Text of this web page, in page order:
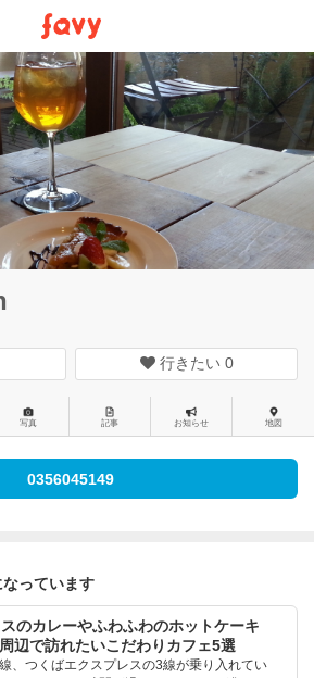
行きたい 0
写真 記事 お知らせ 地図
0356045149
っています
のカレーやふわふわのホットケーキ
辺で訪れたいこだわりカフェ5選
、つくばエクスプレスの3線が乗り入れてい